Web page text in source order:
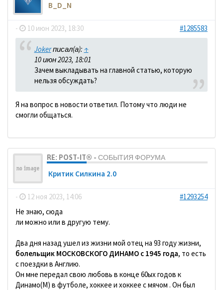
B_D_N
- 10 июн 2023, 18:30 #1285583
Jokerписал(а): ↑
10 июн 2023, 18:01
Зачем выкладывать на главной статью, которую
нельзя обсуждать?
Я на вопрос в новости ответил. Потому что люди не
смогли общаться.
RE: POST-IT® - СОБЫТИЯ ФОРУМА
Критик Силкина 2.0
- 12 ноя 2023, 14:06
#1293254
Не знаю, сюда
ли можно или в другую тему.
Два дня назад ушел из жизни мой отец на 93 году жизни,
болельщик МОСКОВСКОГО ДИНАМО с 1945 года, то есть
с поездки в Англию.
Он мне передал свою любовь в конце 60ых годов к
Динамо(М) в футболе, хоккее и хоккее с мячом . Он был